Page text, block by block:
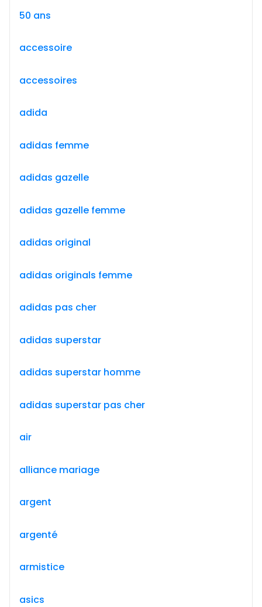
50 ans
accessoire
accessoires
adida
adidas femme
adidas gazelle
adidas gazelle femme
adidas original
adidas originals femme
adidas pas cher
adidas superstar
adidas superstar homme
adidas superstar pas cher
air
alliance mariage
argent
argenté
armistice
asics